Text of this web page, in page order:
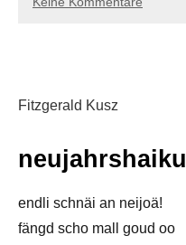
Fitzgerald Kusz
neujahrshaiku
endli schnäi an neijoä!
fängd scho mall goud oo